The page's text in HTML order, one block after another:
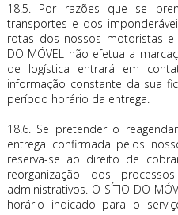
18.5. Por razões que se
transportes e dos
rotas dos nossos motoristas e
DO MÓVEL não efetua a
de logística entrará em
informação constante da sua
período horário da entrega.
18.6. Se pretender o
entrega confirmada pelos
reserva-se ao direito de
reorganização dos
administrativos. O SÍTIO DO
horário indicado para o